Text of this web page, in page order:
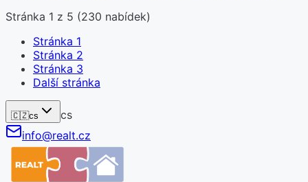
Stránka 1 z 5 (230 nabídek)
Stránka 1
Stránka 2
Stránka 3
Další stránka
🇨🇿cs
cs
info@realt.cz